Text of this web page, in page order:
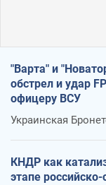
"Варта" и
обстрел и удар
офицеру ВСУ
Украинская
КНДР как
этапе